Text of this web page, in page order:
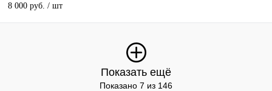
8 000 руб. / шт
Показать ещё
Показано 7 из 146